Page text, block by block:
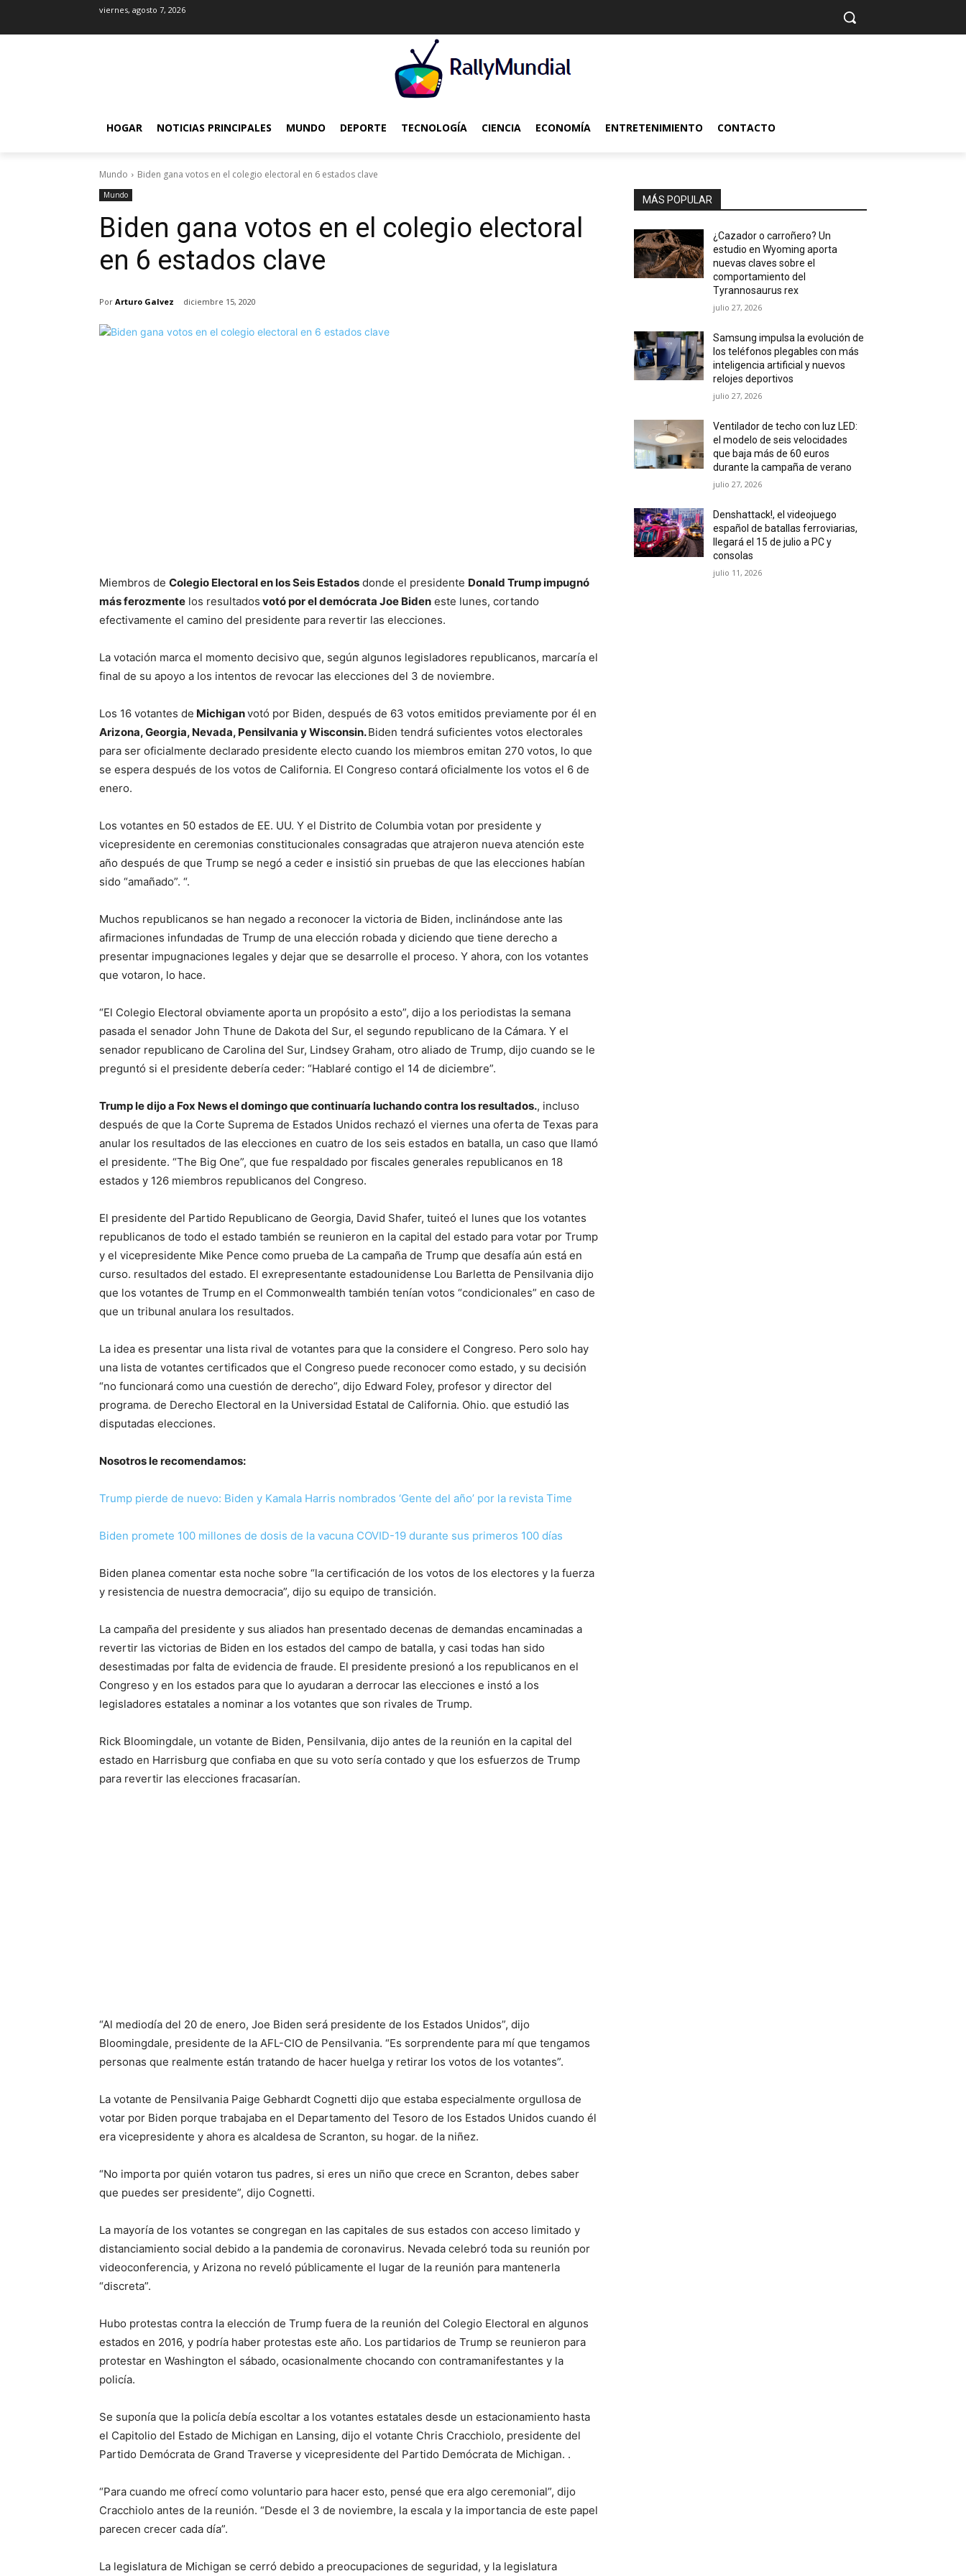
viernes, agosto 7, 2026
HOGAR NOTICIAS PRINCIPALES MUNDO DEPORTE TECNOLOGÍA CIENCIA ECONOMÍA ENTRETENIMIENTO CONTACTO
Mundo Biden gana votos en el colegio electoral en 6 estados clave
Mundo
Biden gana votos en el colegio electoral
en 6 estados clave
Por Arturo Galvez diciembre 15, 2020
Miembros de Colegio Electoral en los Seis Estados donde el presidente Donald Trump impugnó
más ferozmente los resultados votó por el demócrata Joe Biden este lunes, cortando
efectivamente el camino del presidente para revertir las elecciones.
La votación marca el momento decisivo que, según algunos legisladores republicanos, marcaría el
final de su apoyo a los intentos de revocar las elecciones del 3 de noviembre.
Los 16 votantes de Michiganvotó por Biden, después de 63 votos emitidos previamente por él en
Arizona, Georgia, Nevada, Pensilvania y Wisconsin.Biden tendrá suficientes votos electorales
para ser oficialmente declarado presidente electo cuando los miembros emitan 270 votos, lo que
se espera después de los votos de California. El Congreso contará oficialmente los votos el 6 de
enero.
Los votantes en 50 estados de EE. UU. Y el Distrito de Columbia votan por presidente y
vicepresidente en ceremonias constitucionales consagradas que atrajeron nueva atención este
año después de que Trump se negó a ceder e insistió sin pruebas de que las elecciones habían
sido “amañado”. “.
Muchos republicanos se han negado a reconocer la victoria de Biden, inclinándose ante las
afirmaciones infundadas de Trump de una elección robada y diciendo que tiene derecho a
presentar impugnaciones legales y dejar que se desarrolle el proceso. Y ahora, con los votantes
que votaron, lo hace.
“El Colegio Electoral obviamente aporta un propósito a esto”, dijo a los periodistas la semana
pasada el senador John Thune de Dakota del Sur, el segundo republicano de la Cámara. Y el
senador republicano de Carolina del Sur, Lindsey Graham, otro aliado de Trump, dijo cuando se le
preguntó si el presidente debería ceder: “Hablaré contigo el 14 de diciembre”.
Trump le dijo a Fox News el domingo que continuaría luchando contra los resultados., incluso
después de que la Corte Suprema de Estados Unidos rechazó el viernes una oferta de Texas para
anular los resultados de las elecciones en cuatro de los seis estados en batalla, un caso que llamó
el presidente. “The Big One”, que fue respaldado por fiscales generales republicanos en 18
estados y 126 miembros republicanos del Congreso.
El presidente del Partido Republicano de Georgia, David Shafer, tuiteó el lunes que los votantes
republicanos de todo el estado también se reunieron en la capital del estado para votar por Trump
y el vicepresidente Mike Pence como prueba de La campaña de Trump que desafía aún está en
curso. resultados del estado. El exrepresentante estadounidense Lou Barletta de Pensilvania dijo
que los votantes de Trump en el Commonwealth también tenían votos “condicionales” en caso de
que un tribunal anulara los resultados.
La idea es presentar una lista rival de votantes para que la considere el Congreso. Pero solo hay
una lista de votantes certificados que el Congreso puede reconocer como estado, y su decisión
“no funcionará como una cuestión de derecho”, dijo Edward Foley, profesor y director del
programa. de Derecho Electoral en la Universidad Estatal de California. Ohio. que estudió las
disputadas elecciones.
Nosotros le recomendamos:
Trump pierde de nuevo: Biden y Kamala Harris nombrados ‘Gente del año’ por la revista Time
Biden promete 100 millones de dosis de la vacuna COVID-19 durante sus primeros 100 días
Biden planea comentar esta noche sobre “la certificación de los votos de los electores y la fuerza
y ​​resistencia de nuestra democracia”, dijo su equipo de transición.
La campaña del presidente y sus aliados han presentado decenas de demandas encaminadas a
revertir las victorias de Biden en los estados del campo de batalla, y casi todas han sido
desestimadas por falta de evidencia de fraude. El presidente presionó a los republicanos en el
Congreso y en los estados para que lo ayudaran a derrocar las elecciones e instó a los
legisladores estatales a nominar a los votantes que son rivales de Trump.
Rick Bloomingdale, un votante de Biden, Pensilvania, dijo antes de la reunión en la capital del
estado en Harrisburg que confiaba en que su voto sería contado y que los esfuerzos de Trump
para revertir las elecciones fracasarían.
“Al mediodía del 20 de enero, Joe Biden será presidente de los Estados Unidos”, dijo
Bloomingdale, presidente de la AFL-CIO de Pensilvania. “Es sorprendente para mí que tengamos
personas que realmente están tratando de hacer huelga y retirar los votos de los votantes”.
La votante de Pensilvania Paige Gebhardt Cognetti dijo que estaba especialmente orgullosa de
votar por Biden porque trabajaba en el Departamento del Tesoro de los Estados Unidos cuando él
era vicepresidente y ahora es alcaldesa de Scranton, su hogar. de la niñez.
“No importa por quién votaron tus padres, si eres un niño que crece en Scranton, debes saber
que puedes ser presidente”, dijo Cognetti.
La mayoría de los votantes se congregan en las capitales de sus estados con acceso limitado y
distanciamiento social debido a la pandemia de coronavirus. Nevada celebró toda su reunión por
videoconferencia, y Arizona no reveló públicamente el lugar de la reunión para mantenerla
“discreta”.
Hubo protestas contra la elección de Trump fuera de la reunión del Colegio Electoral en algunos
estados en 2016, y podría haber protestas este año. Los partidarios de Trump se reunieron para
protestar en Washington el sábado, ocasionalmente chocando con contramanifestantes y la
policía.
Se suponía que la policía debía escoltar a los votantes estatales desde un estacionamiento hasta
el Capitolio del Estado de Michigan en Lansing, dijo el votante Chris Cracchiolo, presidente del
Partido Demócrata de Grand Traverse y vicepresidente del Partido Demócrata de Michigan. .
“Para cuando me ofrecí como voluntario para hacer esto, pensé que era algo ceremonial”, dijo
Cracchiolo antes de la reunión. “Desde el 3 de noviembre, la escala y la importancia de este papel
parecen crecer cada día”.
La legislatura de Michigan se cerró debido a preocupaciones de seguridad, y la legislatura
MÁS POPULAR
¿Cazador o carroñero? Un
estudio en Wyoming aporta
nuevas claves sobre el
comportamiento del
Tyrannosaurus rex
julio 27, 2026
Samsung impulsa la evolución de
los teléfonos plegables con más
inteligencia artificial y nuevos
relojes deportivos
julio 27, 2026
Ventilador de techo con luz LED:
el modelo de seis velocidades
que baja más de 60 euros
durante la campaña de verano
julio 27, 2026
Denshattack!, el videojuego
español de batallas ferroviarias,
llegará el 15 de julio a PC y
consolas
julio 11, 2026